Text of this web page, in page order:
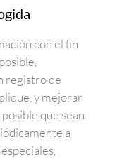
con el fin
registro de
y mejorar
que sean
a